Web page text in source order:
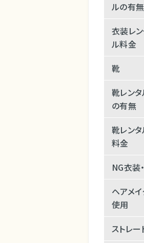
ルの有無
衣装レ
ル料金
靴
靴レンタ
の有無
靴レンタ
料金
NG衣装
ヘアメイ
使用
ストレー